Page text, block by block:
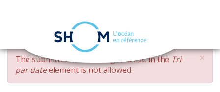
Skip
main
content
navigation
×
ERROR
MESSAGE
The submitted value changed DESCin the Tri
par dateelement is not allowed.